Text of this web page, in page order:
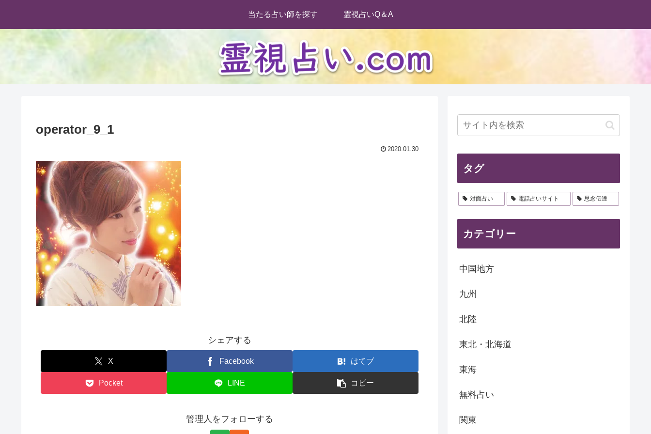
当たる占い師を探す 霊視占いQ＆A
operator_9_1
2020.01.30
シェアする
X Facebook はてブ
Pocket LINE コピー
管理人をフォローする
タグ
対面占い 電話占いサイト 思念伝達
カテゴリー
中国地方
九州
北陸
東北・北海道
東海
無料占い
関東